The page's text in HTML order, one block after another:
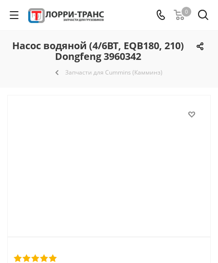
0
Насос водяной (4/6BT, EQB180, 210)
Dongfeng 3960342
Запчасти для Cummins (Камминз)